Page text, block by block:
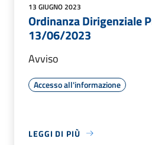
13 GIUGNO 2023
Ordinanza Dirigenziale
13/06/2023
Avviso
Accesso all'informazione
LEGGI DI PIÙ